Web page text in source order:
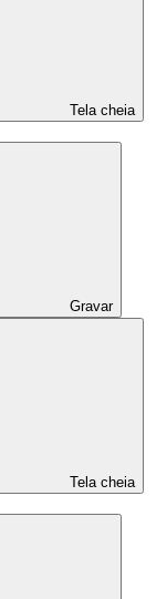
Tela cheia
Gravar
Tela cheia